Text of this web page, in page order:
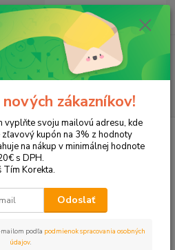
Hľadať
ks
za 0,00 EUR
EPSON Stylus SX105
parametre
Najdrahšie
zákazníkov!
vyplňte svoju mailovú adresu, kde
kupón na 3% z hodnoty
na nákup v minimálnej hodnote
s DPH.
Tím Korekta.
Odoslať
podľa podmienok spracovania osobných
údajov.